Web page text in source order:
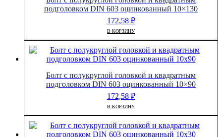
оцинкованныйподголовком DIN 603 оцинкованный 10×130
172,58 ₽
В КОРЗИНУ
Болт с полукруглой головкой и квадратным
подголовком DIN 603 оцинкованный 10×90
172,58 ₽
В КОРЗИНУ